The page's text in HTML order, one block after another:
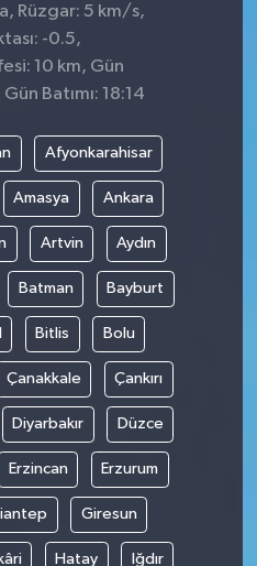
Rüzgar: 5 km/s,
-0.5,
10 km, Gün
Batımı: 18:14
Afyonkarahisar
Amasya Ankara
Artvin Aydın
Batman Bayburt
Bitlis Bolu
Çanakkale Çankırı
Diyarbakır Düzce
Erzincan Erzurum
Giresun
Hatay Iğdır